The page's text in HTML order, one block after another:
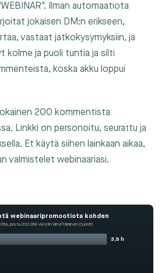
Ilman automaatiota
jokaisen DM:n erikseen,
vastaat jatkokysymyksiin, ja
kolme ja puoli tuntia ja silti
koska akku loppui
200 kommentista
Linkki on personoitu, seurattu ja
Et käytä siihen lainkaan aikaa,
valmistelet webinaariasi.
webinaaripromootiota kohden
joista 200 DM-viestin lähettäminen (tunnit)
3,5 h